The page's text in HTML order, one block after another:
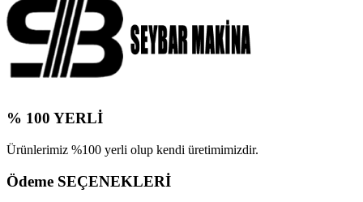
% 100 YERLİ
Ürünlerimiz %100 yerli olup kendi üretimimizdir.
Ödeme SEÇENEKLERİ